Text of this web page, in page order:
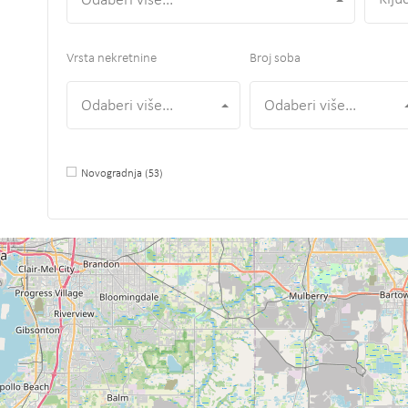
Vrsta nekretnine
Odaberi više...
Broj soba
Odaberi više...
Novogradnja (53)